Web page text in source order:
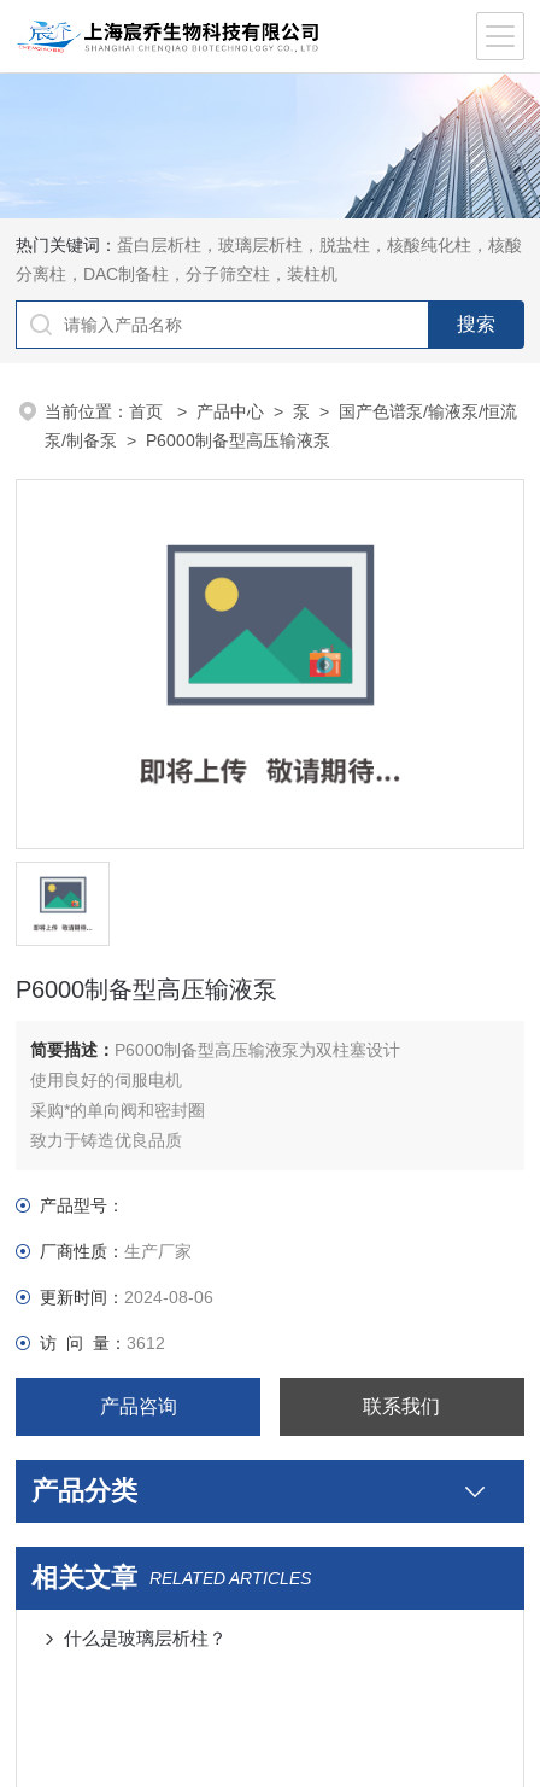
热门关键词：蛋白层析柱，玻璃层析柱，脱盐柱，核酸纯化柱，核酸
分离柱，DAC制备柱，分子筛空柱，装柱机
当前位置：首页 > 产品中心 >泵 > 国产色谱泵/输液泵/恒流
泵/制备泵 > P6000制备型高压输液泵
P6000制备型高压输液泵
简要描述： P6000制备型高压输液泵为双柱塞设计
使用良好的伺服电机
采购*的单向阀和密封圈
致力于铸造优良品质
产品型号：
厂商性质：生产厂家
更新时间： 2024-08-06
访 问 量：3612
产品咨询 联系我们
产品分类
相关文章 RELATED ARTICLES
什么是玻璃层析柱？